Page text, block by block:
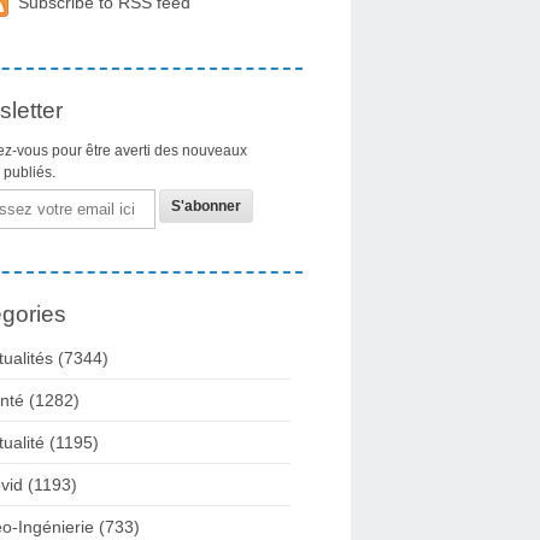
vous pour être averti des nouveaux
publiés.
(7344)
(1282)
(1195)
(1193)
Ingénierie (733)